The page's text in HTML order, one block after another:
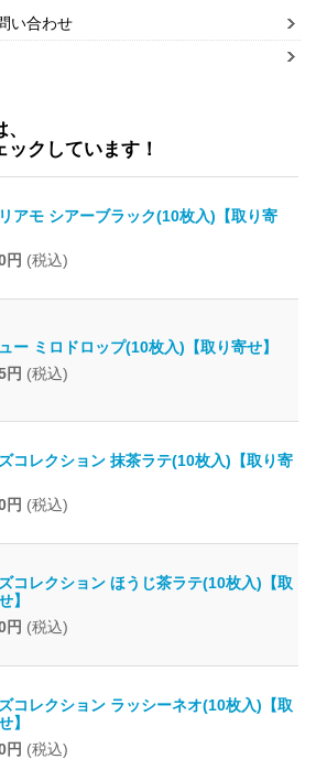
い合わせ
クしています！
アモ シアーブラック(10枚入)【取り寄
円 (税込)
ー ミロドロップ(10枚入)【取り寄せ】
円 (税込)
コレクション 抹茶ラテ(10枚入)【取り寄
円 (税込)
コレクション ほうじ茶ラテ(10枚入)【取
】
円 (税込)
コレクション ラッシーネオ(10枚入)【取
】
円 (税込)